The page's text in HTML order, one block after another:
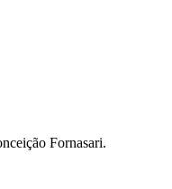
Fornasari.